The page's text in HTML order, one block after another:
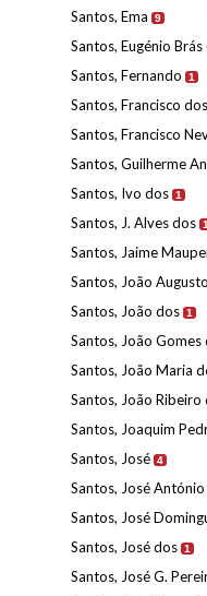
Santos, Ema 9
Santos, Eugénio Brás
Santos, Fernando 1
Santos, Francisco dos
Santos, Francisco
Santos, Guilherme
Santos, Ivo dos 1
Santos, J. Alves dos 1
Santos, Jaime
Santos, João
Santos, João dos 1
Santos, João Gomes
Santos, João Maria
Santos, João Ribeiro
Santos, Joaquim
Santos, José 4
Santos, José
Santos, José
Santos, José dos 1
Santos, José G.